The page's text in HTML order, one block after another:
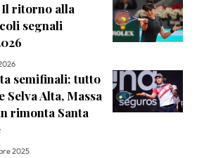
Il ritorno alla
segnali
semifinali: tutto
Selva Alta, Massa
rimonta Santa
2025